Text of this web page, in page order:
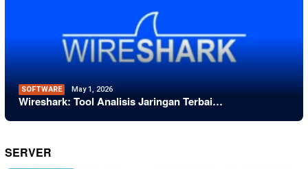
SOFTWARE May 1, 2026
Wireshark: Tool Analisis Jaringan Terbai…
SERVER